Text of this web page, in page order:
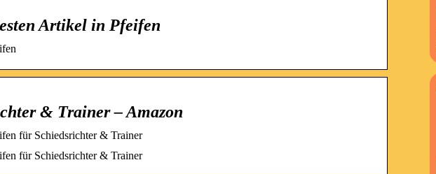
Artikel in Pfeifen
& Trainer – Amazon
für Schiedsrichter & Trainer
für Schiedsrichter & Trainer